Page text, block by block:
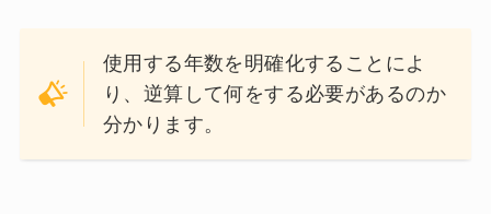
使用する年数を明確化することによ
り、逆算して何をする必要があるのか
分かります。